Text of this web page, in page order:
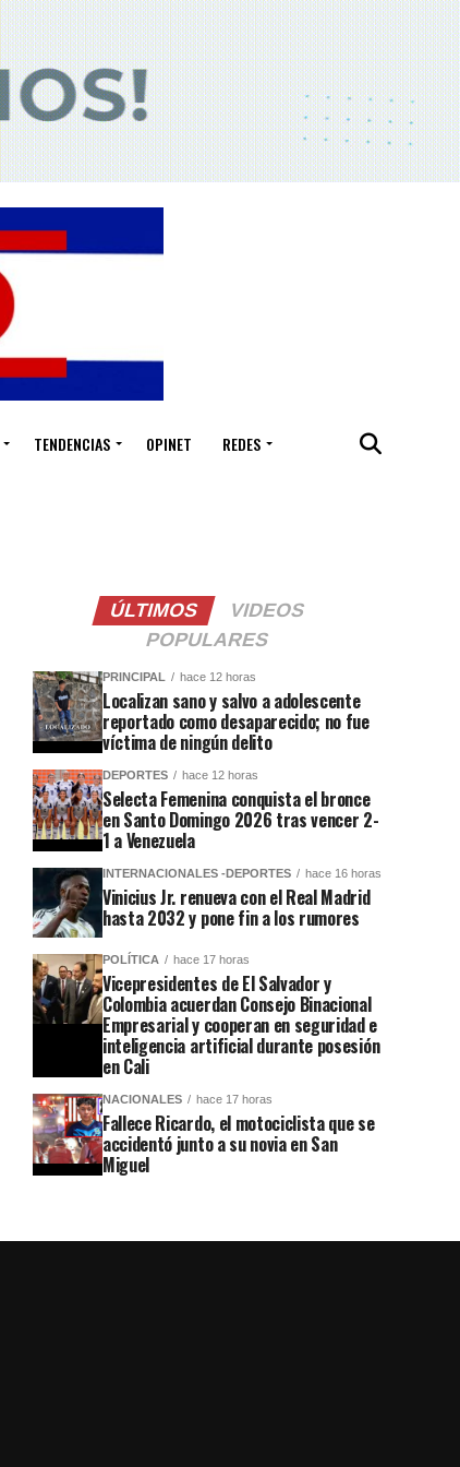
TENDENCIAS OPINET REDES
ÚLTIMOS
VIDEOS
POPULARES
PRINCIPAL hace 12 horas
Localizan sano y salvo a adolescente
reportado como desaparecido; no fue
víctima de ningún delito
DEPORTES hace 12 horas
Selecta Femenina conquista el bronce
en Santo Domingo 2026 tras vencer 2-
1 a Venezuela
INTERNACIONALES -DEPORTES hace 16 horas
Vinicius Jr. renueva con el Real Madrid
hasta 2032 y pone fin a los rumores
POLÍTICA hace 17 horas
Vicepresidentes de El Salvador y
Colombia acuerdan Consejo Binacional
Empresarial y cooperan en seguridad e
inteligencia artificial durante posesión
en Cali
NACIONALES hace 17 horas
Fallece Ricardo, el motociclista que se
accidentó junto a su novia en San
Miguel